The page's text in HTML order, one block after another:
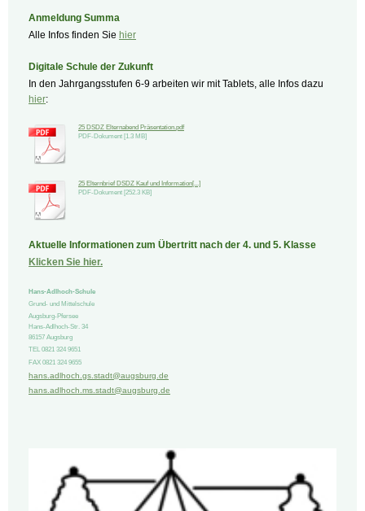
Anmeldung Summa
Alle Infos finden Sie hier
Digitale Schule der Zukunft
In den Jahrgangsstufen 6-9 arbeiten wir mit Tablets, alle Infos dazu
hier:
25 DSDZ Elternabend Präsentation.pdf
PDF-Dokument [1.3 MB]
25 Elternbrief DSDZ Kauf und Information[...]
PDF-Dokument [252.3 KB]
Aktuelle Informationen zum Übertritt nach der 4. und 5. Klasse
Klicken Sie hier.
Hans-Adlhoch-Schule
Grund- und Mittelschule
Augsburg-Pfersee
Hans-Adlhoch-Str. 34
86157 Augsburg
TEL 0821 324 9651
FAX 0821 324 9655
hans.adlhoch.gs.stadt@augsburg.de
hans.adlhoch.ms.stadt@augsburg.de